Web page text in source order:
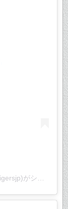
IGersJP ☺︎ いんスタぐらマーズじゃパン(@igersjp)がシェアした投稿